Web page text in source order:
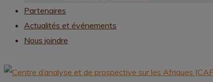
Partenaires
Actualités et événements
Nous joindre